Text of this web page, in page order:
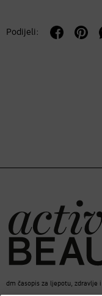
Podijeli:
dm časopis za ljepotu, zdravlje